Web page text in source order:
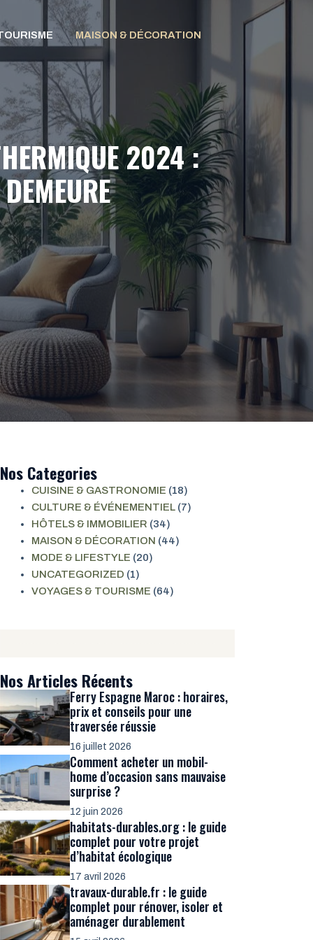
MAISON & DÉCORATION
2024 :
Nos Categories
CUISINE & GASTRONOMIE (18)
CULTURE & ÉVÉNEMENTIEL (7)
HÔTELS & IMMOBILIER (34)
MAISON & DÉCORATION (44)
MODE & LIFESTYLE (20)
UNCATEGORIZED (1)
VOYAGES & TOURISME (64)
Nos Articles Récents
Ferry Espagne Maroc : horaires,
prix et conseils pour une
traversée réussie
16 juillet 2026
Comment acheter un mobil-
home d’occasion sans mauvaise
surprise ?
12 juin 2026
habitats-durables.org : le guide
complet pour votre projet
d’habitat écologique
17 avril 2026
travaux-durable.fr : le guide
complet pour rénover, isoler et
aménager durablement